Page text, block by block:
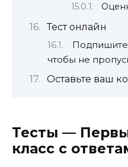
Тест онлайн
чтобы не
Оставьте ваш
Тесты —
класс с